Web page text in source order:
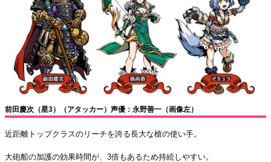
前田慶次（星3）（アタッカー）声優：永野善一（画像左）
近距離トップクラスのリーチを誇る長大な槍の使い手。
大砲船の加護の効果時間が、3倍もあるため持続しやすい。